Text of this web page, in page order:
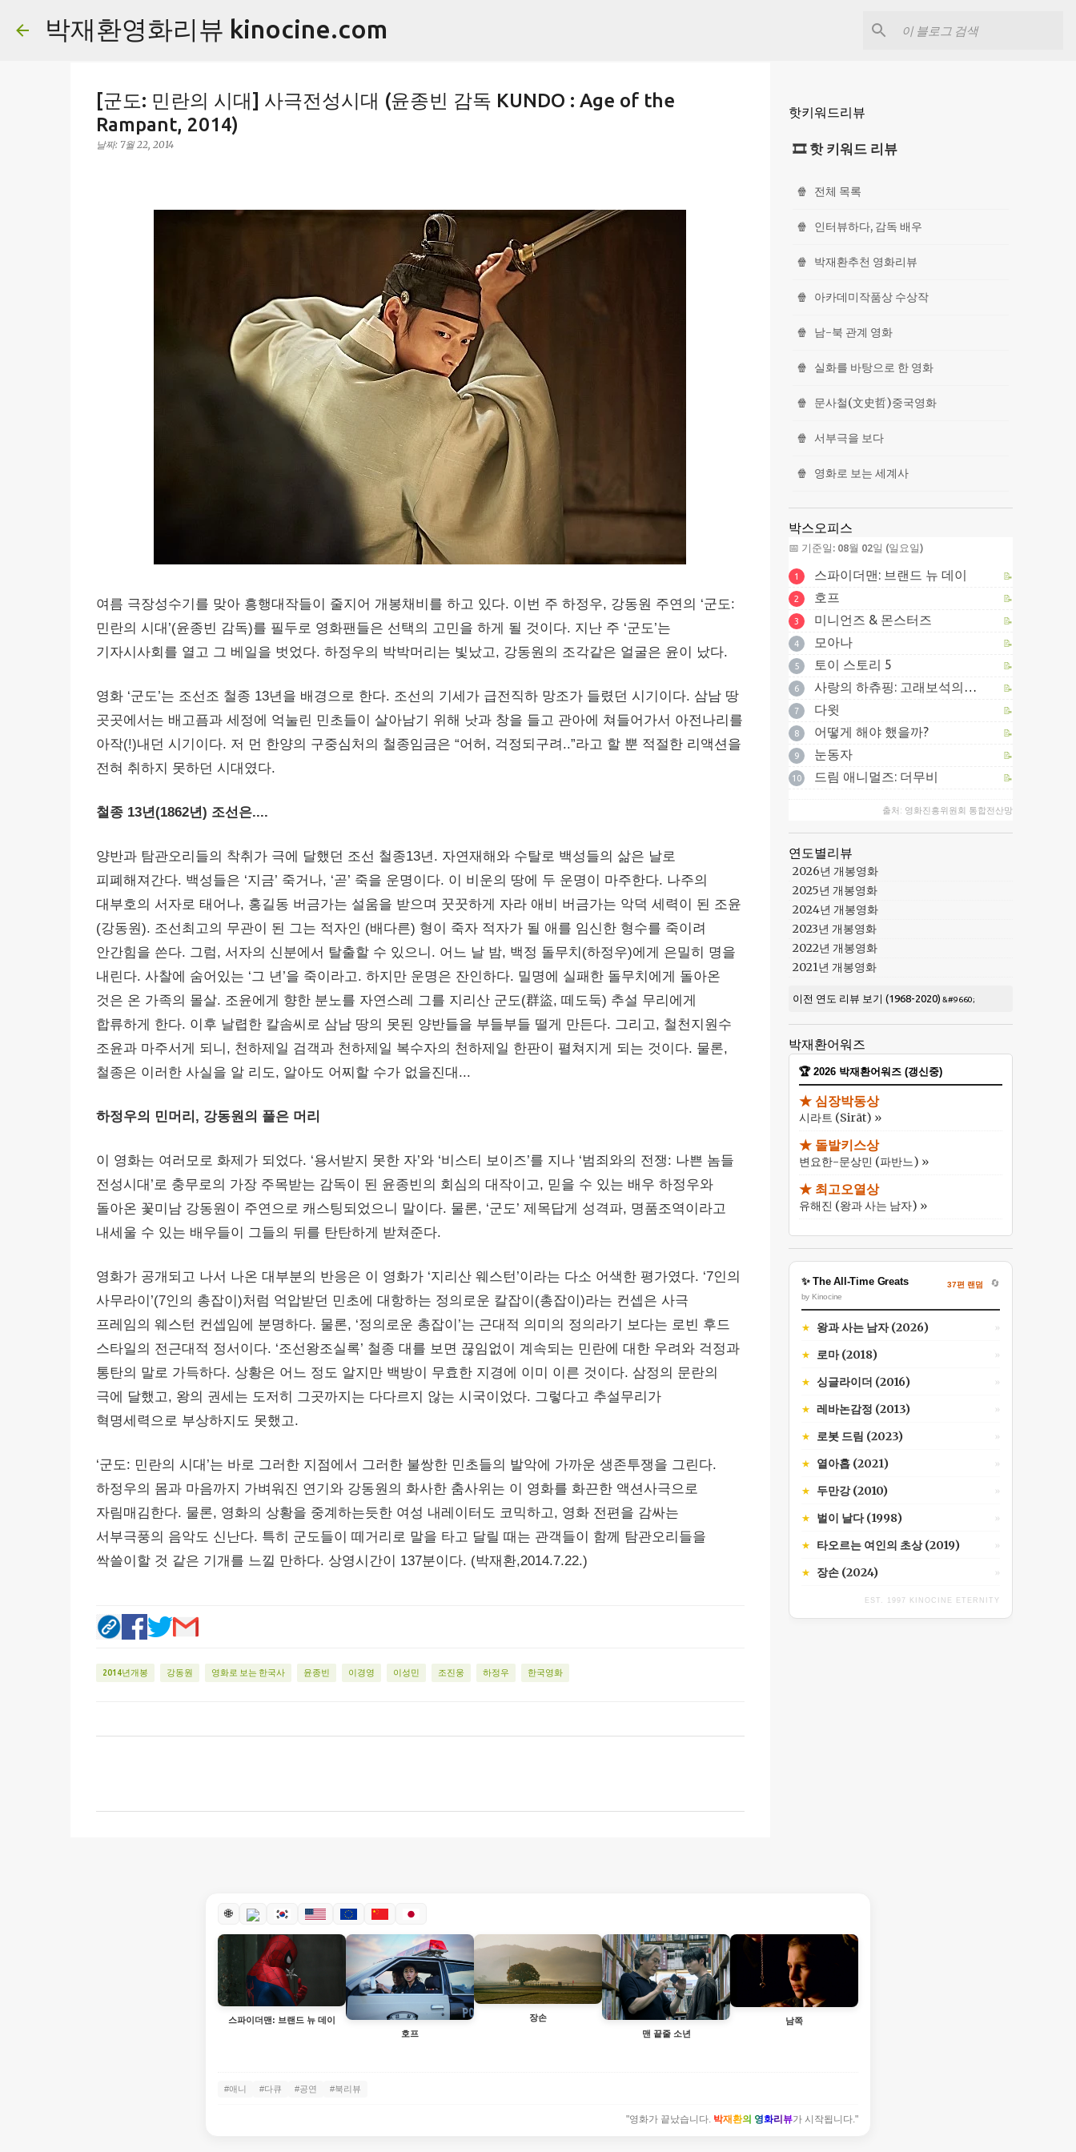
박재환영화리뷰 kinocine.com
[군도: 민란의 시대] 사극전성시대 (윤종빈 감독 KUNDO : Age of the
Rampant, 2014)
날짜: 7월 22, 2014
여름 극장성수기를 맞아 흥행대작들이 줄지어 개봉채비를 하고 있다. 이번 주 하정우, 강동원 주연의 ‘군도:
민란의 시대’(윤종빈 감독)를 필두로 영화팬들은 선택의 고민을 하게 될 것이다. 지난 주 ‘군도’는
기자시사회를 열고 그 베일을 벗었다. 하정우의 박박머리는 빛났고, 강동원의 조각같은 얼굴은 윤이 났다.
영화 ‘군도’는 조선조 철종 13년을 배경으로 한다. 조선의 기세가 급전직하 망조가 들렸던 시기이다. 삼남 땅
곳곳에서는 배고픔과 세정에 억눌린 민초들이 살아남기 위해 낫과 창을 들고 관아에 쳐들어가서 아전나리를
아작(!)내던 시기이다. 저 먼 한양의 구중심처의 철종임금은 “어허, 걱정되구려..”라고 할 뿐 적절한 리액션을
전혀 취하지 못하던 시대였다.
철종 13년(1862년) 조선은....
양반과 탐관오리들의 착취가 극에 달했던 조선 철종13년. 자연재해와 수탈로 백성들의 삶은 날로
피폐해져간다. 백성들은 ‘지금’ 죽거나, ‘곧’ 죽을 운명이다. 이 비운의 땅에 두 운명이 마주한다. 나주의
대부호의 서자로 태어나, 홍길동 버금가는 설움을 받으며 꿋꿋하게 자라 애비 버금가는 악덕 세력이 된 조윤
(강동원). 조선최고의 무관이 된 그는 적자인 (배다른) 형이 죽자 적자가 될 애를 임신한 형수를 죽이려
안간힘을 쓴다. 그럼, 서자의 신분에서 탈출할 수 있으니. 어느 날 밤, 백정 돌무치(하정우)에게 은밀히 명을
내린다. 사찰에 숨어있는 ‘그 년’을 죽이라고. 하지만 운명은 잔인하다. 밀명에 실패한 돌무치에게 돌아온
것은 온 가족의 몰살. 조윤에게 향한 분노를 자연스레 그를 지리산 군도(群盜, 떼도둑) 추설 무리에게
합류하게 한다. 이후 날렵한 칼솜씨로 삼남 땅의 못된 양반들을 부들부들 떨게 만든다. 그리고, 철천지원수
조윤과 마주서게 되니, 천하제일 검객과 천하제일 복수자의 천하제일 한판이 펼쳐지게 되는 것이다. 물론,
철종은 이러한 사실을 알 리도, 알아도 어찌할 수가 없을진대...
하정우의 민머리, 강동원의 풀은 머리
이 영화는 여러모로 화제가 되었다. ‘용서받지 못한 자’와 ‘비스티 보이즈’를 지나 ‘범죄와의 전쟁: 나쁜 놈들
전성시대’로 충무로의 가장 주목받는 감독이 된 윤종빈의 회심의 대작이고, 믿을 수 있는 배우 하정우와
돌아온 꽃미남 강동원이 주연으로 캐스팅되었으니 말이다. 물론, ‘군도’ 제목답게 성격파, 명품조역이라고
내세울 수 있는 배우들이 그들의 뒤를 탄탄하게 받쳐준다.
영화가 공개되고 나서 나온 대부분의 반응은 이 영화가 ‘지리산 웨스턴’이라는 다소 어색한 평가였다. ‘7인의
사무라이’(7인의 총잡이)처럼 억압받던 민초에 대항하는 정의로운 칼잡이(총잡이)라는 컨셉은 사극
프레임의 웨스턴 컨셉임에 분명하다. 물론, ‘정의로운 총잡이’는 근대적 의미의 정의라기 보다는 로빈 후드
스타일의 전근대적 정서이다. ‘조선왕조실록’ 철종 대를 보면 끊임없이 계속되는 민란에 대한 우려와 걱정과
통탄의 말로 가득하다. 상황은 어느 정도 알지만 백방이 무효한 지경에 이미 이른 것이다. 삼정의 문란의
극에 달했고, 왕의 권세는 도저히 그곳까지는 다다르지 않는 시국이었다. 그렇다고 추설무리가
혁명세력으로 부상하지도 못했고.
‘군도: 민란의 시대’는 바로 그러한 지점에서 그러한 불쌍한 민초들의 발악에 가까운 생존투쟁을 그린다.
하정우의 몸과 마음까지 가벼워진 연기와 강동원의 화사한 춤사위는 이 영화를 화끈한 액션사극으로
자림매김한다. 물론, 영화의 상황을 중계하는듯한 여성 내레이터도 코믹하고, 영화 전편을 감싸는
서부극풍의 음악도 신난다. 특히 군도들이 떼거리로 말을 타고 달릴 때는 관객들이 함께 탐관오리들을
싹쓸이할 것 같은 기개를 느낄 만하다. 상영시간이 137분이다. (박재환,2014.7.22.)
2014년개봉 강동원 영화로 보는 한국사 윤종빈 이경영 이성민 조진웅 하정우 한국영화
핫키워드리뷰
🎞 핫 키워드 리뷰
🍿 전체 목록
🍿 인터뷰하다, 감독 배우
🍿 박재환추천 영화리뷰
🍿 아카데미작품상 수상작
🍿 남-북 관계 영화
🍿 실화를 바탕으로 한 영화
🍿 문사철(文史哲)중국영화
🍿 서부극을 보다
🍿 영화로 보는 세계사
박스오피스
📅 기준일: 08월 02일 (일요일)
1 스파이더맨: 브랜드 뉴 데이 📝
2 호프 📝
3 미니언즈 & 몬스터즈 📝
4 모아나 📝
5 토이 스토리 5 📝
6 사랑의 하츄핑: 고래보석의 전설 📝
7 다윗 📝
8 어떻게 해야 했을까? 📝
9 눈동자 📝
10 드림 애니멀즈: 더무비 📝
출처: 영화진흥위원회 통합전산망
연도별리뷰
2026년 개봉영화
2025년 개봉영화
2024년 개봉영화
2023년 개봉영화
2022년 개봉영화
2021년 개봉영화
이전 연도 리뷰 보기 (1968-2020)
박재환어워즈
🏆 2026 박재환어워즈 (갱신중)
★ 심장박동상
시라트 (Sirāt) »
★ 돌발키스상
변요한-문상민 (파반느) »
★ 최고오열상
유해진 (왕과 사는 남자) »
✨ The All-Time Greats
by Kinocine
37편 랜덤 🔄
★ 왕과 사는 남자 (2026) »
★ 로마 (2018) »
★ 싱글라이더 (2016) »
★ 레바논감정 (2013) »
★ 로봇 드림 (2023) »
★ 열아홉 (2021) »
★ 두만강 (2010) »
★ 벌이 날다 (1998) »
★ 타오르는 여인의 초상 (2019) »
★ 장손 (2024) »
EST. 1997 KINOCINE ETERNITY
🌐
스파이더맨: 브랜드 뉴 데이
호프
장손
맨 끝줄 소년
남쪽
#애니 #다큐 #공연 #북리뷰
"영화가 끝났습니다. 박재환의 영화리뷰가 시작됩니다."